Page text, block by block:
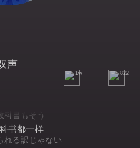
声
1w+ 822
科書もそう
书都一样
れる訳じゃない